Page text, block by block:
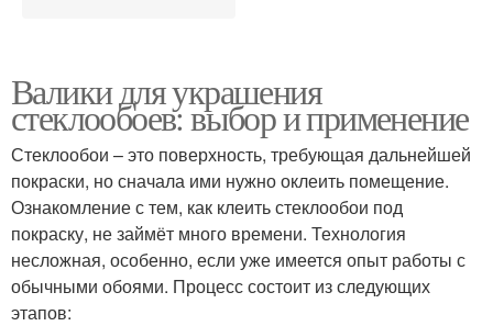
Валики для украшения
стеклообоев: выбор и применение
Стеклообои – это поверхность, требующая дальнейшей
покраски, но сначала ими нужно оклеить помещение.
Ознакомление с тем, как клеить стеклообои под
покраску, не займёт много времени. Технология
несложная, особенно, если уже имеется опыт работы с
обычными обоями. Процесс состоит из следующих
этапов: